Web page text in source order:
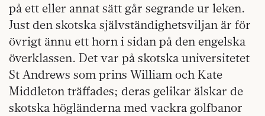
på ett eller annat sätt går segrande ur leken.
Just den skotska självständighetsviljan är för
övrigt ännu ett horn i sidan på den engelska
överklassen. Det var på skotska universitetet
St Andrews som prins William och Kate
Middleton träffades; deras gelikar älskar de
skotska högländerna med vackra golfbanor